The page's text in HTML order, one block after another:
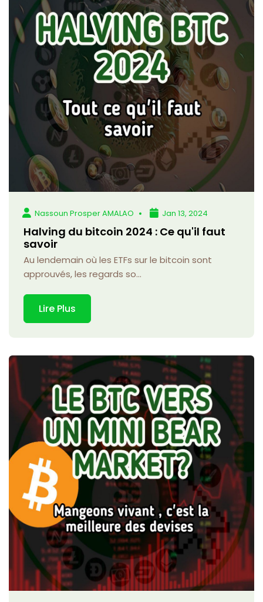
Nassoun Prosper AMALAO Jan 13, 2024
Halving du bitcoin 2024 : Ce qu'il faut
savoir
Au lendemain où les ETFs sur le bitcoin sont
approuvés, les regards so...
Lire Plus